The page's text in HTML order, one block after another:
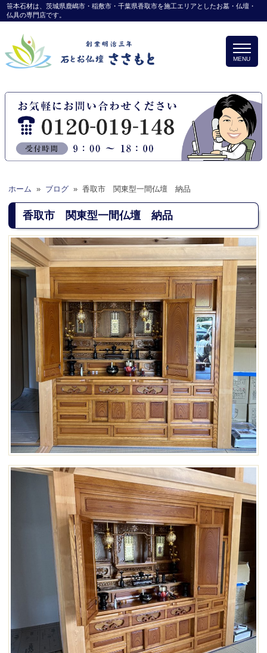
笹本石材は、茨城県鹿嶋市・稲敷市・千葉県香取市を施工エリアとしたお墓・仏壇・
仏具の専門店です。
MENU
ホーム » ブログ » 香取市 関東型一間仏壇 納品
香取市 関東型一間仏壇 納品